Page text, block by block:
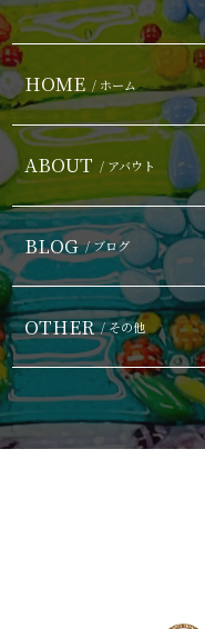
HOME / ホーム
ABOUT / アバウト
BLOG / ブログ
OTHER / その他